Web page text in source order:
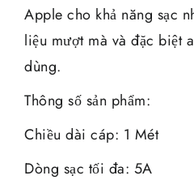
Apple cho khả năng sạc
liệu mượt mà và đặc biệt
dùng.
Thông số sản phẩm:
Chiều dài cáp: 1 Mét
Dòng sạc tối đa: 5A